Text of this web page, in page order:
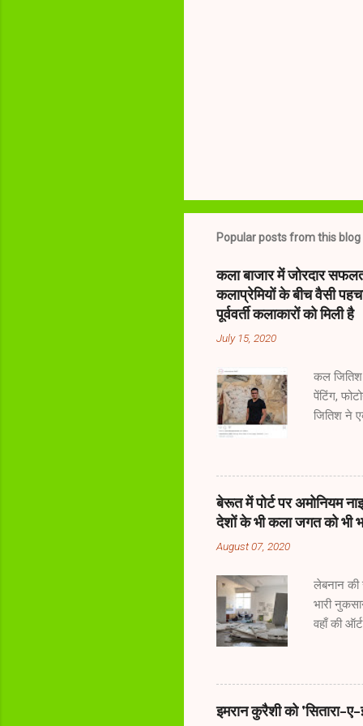
Popular posts from this blog
कला बाजार में जोरदार
कलाप्रेमियों के बीच वैसी
पूर्ववर्ती कलाकारों को मिली है
July 15, 2020
कल जितिश
पेंटिंग,
जितिश ने
कला
और जिनके
कीमत
बेल्जियम में
बेरूत में पोर्ट पर अमोनियम
देशों के भी कला जगत को भी
August 07, 2020
लेबनान की
भारी
वहाँ की
गैलरीज
नुकसान
अधिकारी
पाना तक
इमरान कुरैशी को 'सितारा-